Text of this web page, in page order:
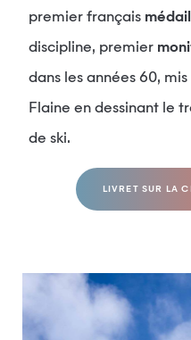
premier français
discipline, premier
dans les années 60,
Flaine en dessinant le
de ski.
LIVRET SUR LA